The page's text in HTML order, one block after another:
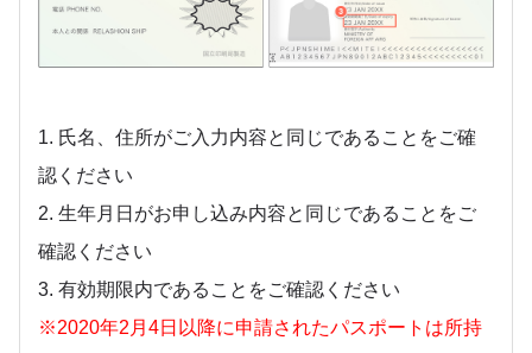
1. 氏名、住所がご入力内容と同じであることをご確
認ください
2. 生年月日がお申し込み内容と同じであることをご
確認ください
3. 有効期限内であることをご確認ください
※2020年2月4日以降に申請されたパスポートは所持